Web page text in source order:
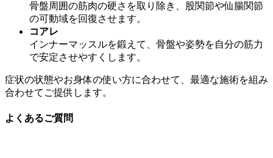
骨盤周囲の筋肉の硬さを取り除き、股関節や仙腸関節
の可動域を回復させます。
コアレ
インナーマッスルを鍛えて、骨盤や姿勢を自分の筋力
で安定させやすくします。
症状の状態やお身体の使い方に合わせて、最適な施術を組み
合わせてご提供します。
よくあるご質問